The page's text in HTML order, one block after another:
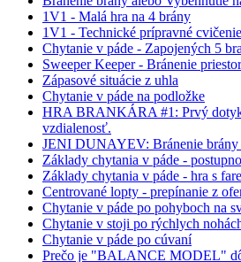
1V1 - Malá hra na 4 brány
1V1 - Technické prípravné cvičenie
Chytanie v páde - Zapojených 5
Sweeper Keeper - Bránenie
Zápasové situácie z uhla
Chytanie v páde na podložke
HRA BRANKÁRA #1: Prvý
vzdialenosť.
JENI DUNAYEV: Bránenie brány
Základy chytania v páde -
Základy chytania v páde - hra s
Centrované lopty - prepínanie z
Chytanie v páde po pohyboch na
Chytanie v stoji po rýchlych
Chytanie v páde po cúvaní
Prečo je "BALANCE MODEL"